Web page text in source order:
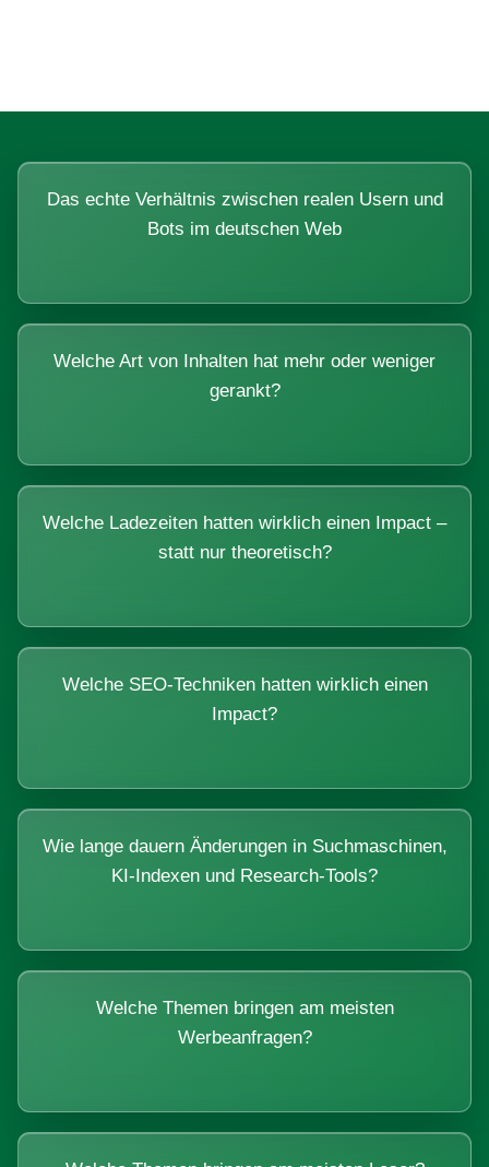
Das echte Verhältnis zwischen realen Usern und
Bots im deutschen Web
Welche Art von Inhalten hat mehr oder weniger
gerankt?
Welche Ladezeiten hatten wirklich einen Impact –
statt nur theoretisch?
Welche SEO-Techniken hatten wirklich einen
Impact?
Wie lange dauern Änderungen in Suchmaschinen,
KI-Indexen und Research-Tools?
Welche Themen bringen am meisten
Werbeanfragen?